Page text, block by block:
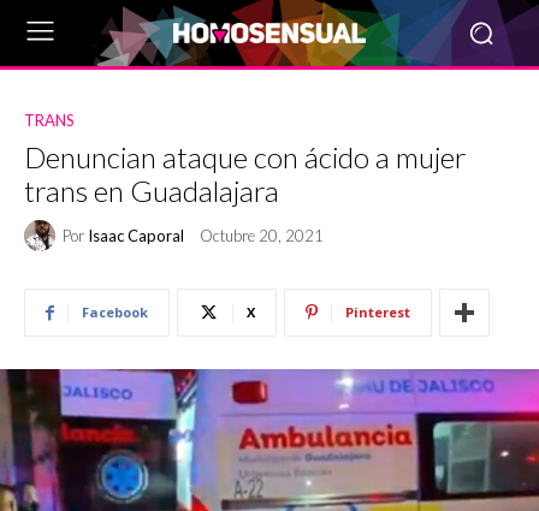
TRANS
Denuncian ataque con ácido a mujer
trans en Guadalajara
Por Isaac Caporal Octubre 20, 2021
Facebook X Pinterest